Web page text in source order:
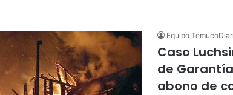
Equipo
Caso
de
abono de